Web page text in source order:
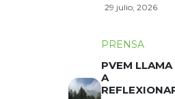
29 julio, 2026
PRENSA
PVEM LLAMA
A